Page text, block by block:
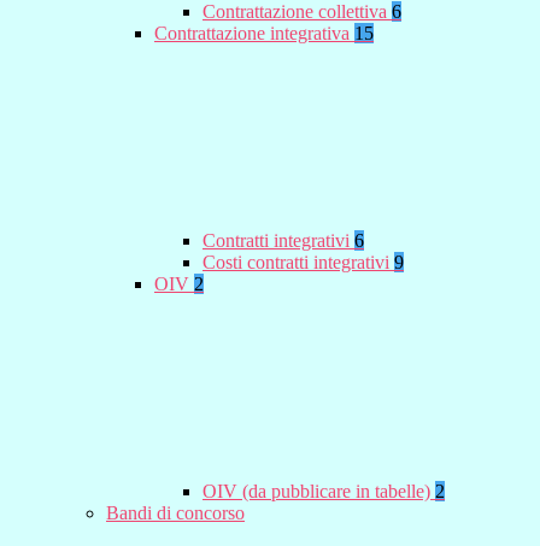
Contrattazione collettiva 6
Contrattazione integrativa 15
Contratti integrativi 6
Costi contratti integrativi 9
OIV 2
OIV (da pubblicare in tabelle) 2
Bandi di concorso